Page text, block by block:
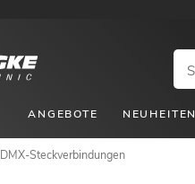
ANGEBOTE NEUHEITEN
DMX-Steckverbindungen